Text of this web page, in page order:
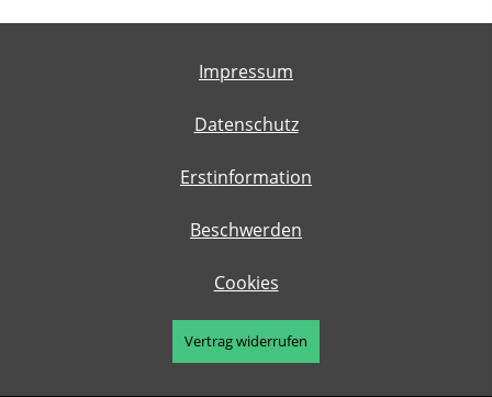
Impressum
Datenschutz
Erstinformation
Beschwerden
Cookies
Vertrag widerrufen